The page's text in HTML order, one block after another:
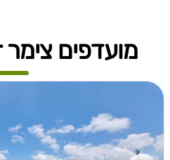
מועדפים צימר vipzimmer